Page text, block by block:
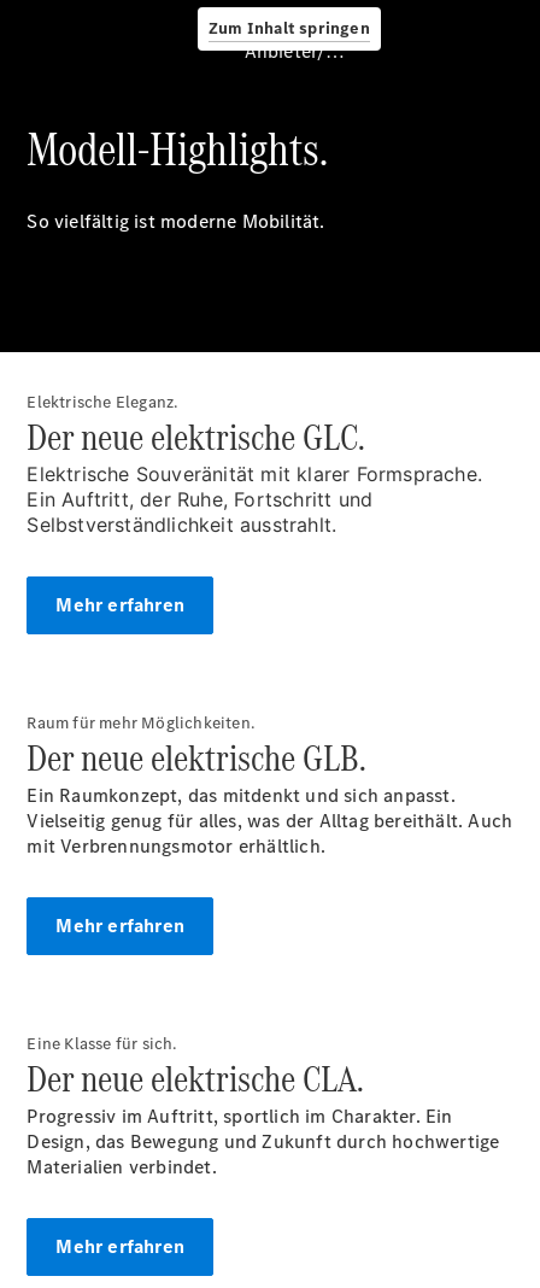
Zum Inhalt springen
buchen
Extras
Unterwegs
laden
Pannen- &
Unfallhilfe
Räder &
Wartung,
Reparatur
&
Übersicht
Rückrufe
Ersatzteile
Accessories
Digitale
Anbieter/Datenschutz
Modell-Highlights.
So vielfältig ist moderne Mobilität.
Elektrische Eleganz.
Der neue elektrische GLC.
Elektrische Souveränität mit klarer Formsprache.
Ein Auftritt, der Ruhe, Fortschritt und
Selbstverständlichkeit ausstrahlt.
Mehr erfahren
Raum für mehr Möglichkeiten.
Der neue elektrische GLB.
Ein Raumkonzept, das mitdenkt und sich anpasst.
Vielseitig genug für alles, was der Alltag bereithält. Auch
mit Verbrennungsmotor erhältlich.
Mehr erfahren
Eine Klasse für sich.
Der neue elektrische CLA.
Progressiv im Auftritt, sportlich im Charakter. Ein
Design, das Bewegung und Zukunft durch hochwertige
Materialien verbindet.
Mehr erfahren